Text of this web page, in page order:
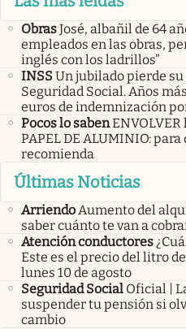
ObrasJosé, albañil de 64
empleados en las obras,
inglés con los ladrillos”
INSSUn jubilado pierde
Seguridad Social. Años
euros de indemnización
Pocos lo sabenENVOLVER
PAPEL DE ALUMINIO:
recomienda
Últimas Noticias
ArriendoAumento del
saber cuánto te van a
Atención conductores
Este es el precio del litro
lunes 10 de agosto
Seguridad Social Oficial |
suspender tu pensión si
cambio